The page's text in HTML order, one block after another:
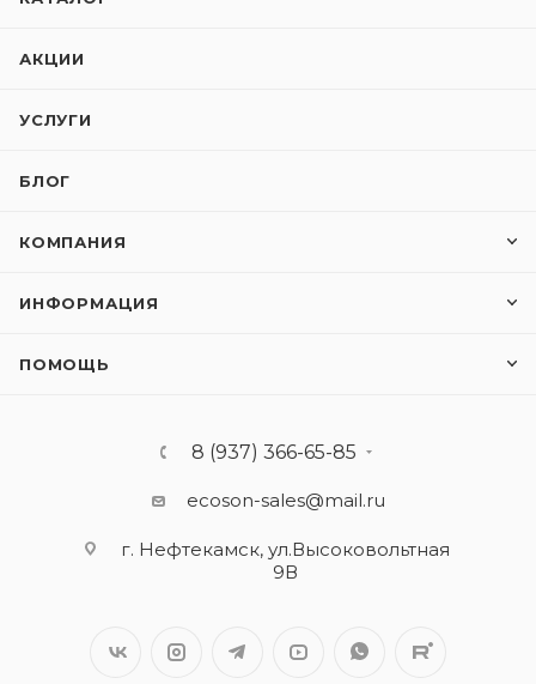
АКЦИИ
УСЛУГИ
БЛОГ
КОМПАНИЯ
ИНФОРМАЦИЯ
ПОМОЩЬ
8 (937) 366-65-85
ecoson-sales@mail.ru
г. Нефтекамск, ул.Высоковольтная
9В